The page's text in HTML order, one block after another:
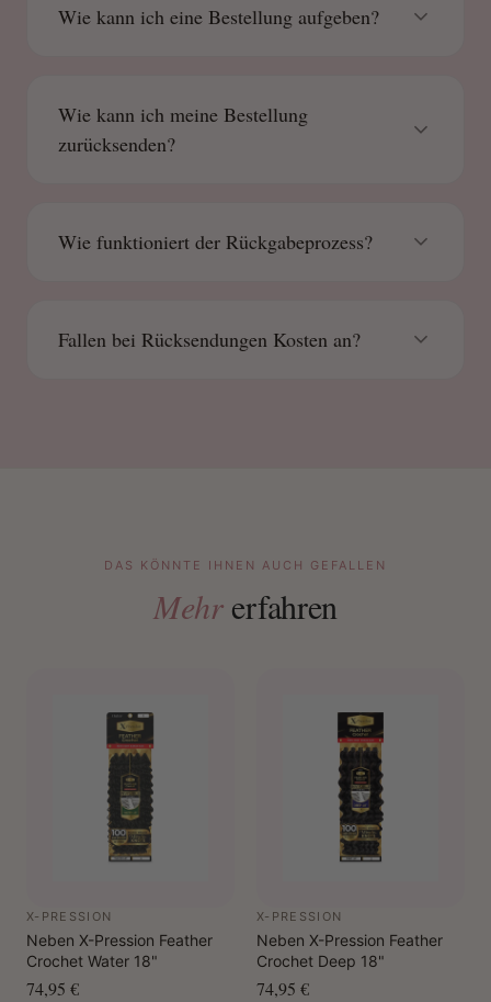
Wie kann ich eine Bestellung aufgeben?
Wie kann ich meine Bestellung
zurücksenden?
Wie funktioniert der Rückgabeprozess?
Fallen bei Rücksendungen Kosten an?
DAS KÖNNTE IHNEN AUCH GEFALLEN
Mehrerfahren
X-PRESSION
Neben X-Pression Feather
Crochet Water 18"
74,95 €
X-PRESSION
Neben X-Pression Feather
Crochet Deep 18"
74,95 €